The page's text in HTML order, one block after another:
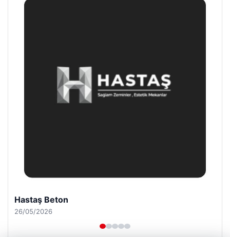
Enes Kaplan Avukatlık Bürosu
28/04/2026